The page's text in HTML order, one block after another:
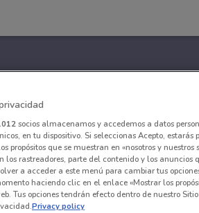
socios almacenamos y accedemos a datos
en tu dispositivo. Si seleccionas Acepto, estarás
propósitos que se muestran en «nosotros y
los rastreadores, parte del contenido y los anuncios
a acceder a este menú para cambiar tus
haciendo clic en el enlace «Mostrar los
Tus opciones tendrán efecto dentro de nuestro
Privacy policy